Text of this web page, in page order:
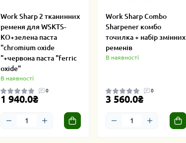
Work Sharp 2 тканинних
ременя для WSKTS-
KO+зелена паста
"chromium oxide
"+червона паста "ferric
oxide"
В наявності
0
1 940.0₴
Work Sharp Combo
Sharpener комбо
точилка + набір змінних
ременів
В наявності
0
3 560.0₴